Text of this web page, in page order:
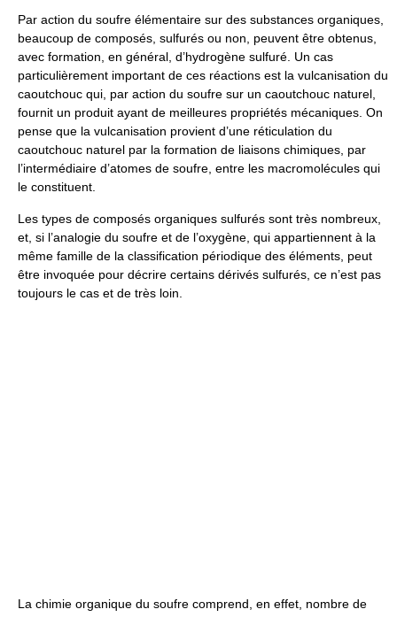
Par action du soufre élémentaire sur des substances organiques,
beaucoup de composés, sulfurés ou non, peuvent être obtenus,
avec formation, en général, d’hydrogène sulfuré. Un cas
particulièrement important de ces réactions est la vulcanisation du
caoutchouc qui, par action du soufre sur un caoutchouc naturel,
fournit un produit ayant de meilleures propriétés mécaniques. On
pense que la vulcanisation provient d’une réticulation du
caoutchouc naturel par la formation de liaisons chimiques, par
l’intermédiaire d’atomes de soufre, entre les macromolécules qui
le constituent.
Les types de composés organiques sulfurés sont très nombreux,
et, si l’analogie du soufre et de l’oxygène, qui appartiennent à la
même famille de la classification périodique des éléments, peut
être invoquée pour décrire certains dérivés sulfurés, ce n’est pas
toujours le cas et de très loin.
La chimie organique du soufre comprend, en effet, nombre de